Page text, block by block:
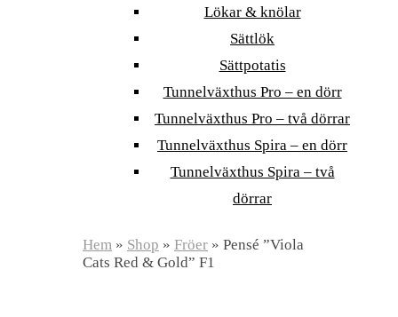
Lökar & knölar
Sättlök
Sättpotatis
Tunnelväxthus Pro – en dörr
Tunnelväxthus Pro – två dörrar
Tunnelväxthus Spira – en dörr
Tunnelväxthus Spira – två
dörrar
Hem » Shop » Fröer » Pensé ”Viola
Cats Red & Gold” F1